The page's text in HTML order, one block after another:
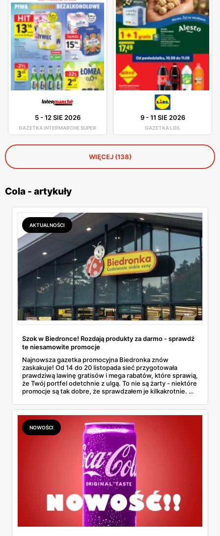
5-12 SIE 2026
GAZETKA INTERMARCHE SUPER
9-11 SIE 2026
GAZETKA LIDL
WIĘCEJ (138)
Cola - artykuły
AKTUALNOŚCI
Szok w Biedronce! Rozdają produkty za darmo - sprawdź
te niesamowite promocje
Najnowsza gazetka promocyjna Biedronka znów
zaskakuje! Od 14 do 20 listopada sieć przygotowała
prawdziwą lawinę gratisów i mega rabatów, które sprawią,
że Twój portfel odetchnie z ulgą. To nie są żarty - niektóre
promocje są tak dobre, że sprawdzałem je kilkakrotnie. No
praktycznie za darmo?
NOWOŚCI